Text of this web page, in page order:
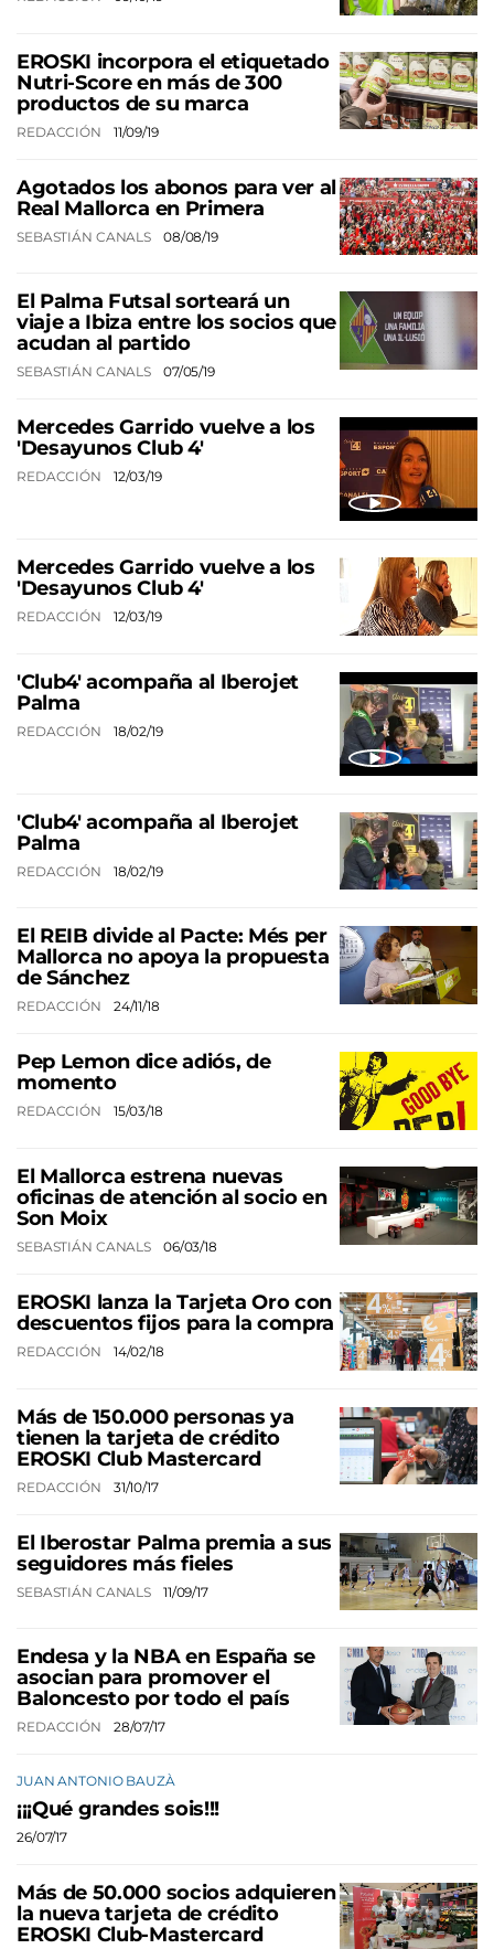
EROSKI incorpora el etiquetado
Nutri-Score en más de 300
productos de su marca
REDACCIÓN 11/09/19
Agotados los abonos para ver al
Real Mallorca en Primera
SEBASTIÁN CANALS 08/08/19
El Palma Futsal sorteará un
viaje a Ibiza entre los socios que
acudan al partido
SEBASTIÁN CANALS 07/05/19
Mercedes Garrido vuelve a los
'Desayunos Club 4'
REDACCIÓN 12/03/19
Mercedes Garrido vuelve a los
'Desayunos Club 4'
REDACCIÓN 12/03/19
'Club4' acompaña al Iberojet
Palma
REDACCIÓN 18/02/19
'Club4' acompaña al Iberojet
Palma
REDACCIÓN 18/02/19
El REIB divide al Pacte: Més per
Mallorca no apoya la propuesta
de Sánchez
REDACCIÓN 24/11/18
Pep Lemon dice adiós, de
momento
REDACCIÓN 15/03/18
El Mallorca estrena nuevas
oficinas de atención al socio en
Son Moix
SEBASTIÁN CANALS 06/03/18
EROSKI lanza la Tarjeta Oro con
descuentos fijos para la compra
REDACCIÓN 14/02/18
Más de 150.000 personas ya
tienen la tarjeta de crédito
EROSKI Club Mastercard
REDACCIÓN 31/10/17
El Iberostar Palma premia a sus
seguidores más fieles
SEBASTIÁN CANALS 11/09/17
Endesa y la NBA en España se
asocian para promover el
Baloncesto por todo el país
REDACCIÓN 28/07/17
JUAN ANTONIO BAUZÀ
¡¡¡Qué grandes sois!!!
26/07/17
Más de 50.000 socios adquieren
la nueva tarjeta de crédito
EROSKI Club-Mastercard